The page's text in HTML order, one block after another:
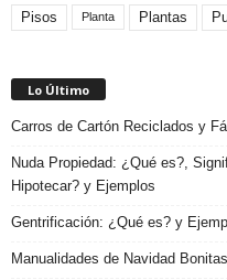
Pisos Planta Plantas
Lo Último
Carros de Cartón Reciclados y
Nuda Propiedad: ¿Qué es?,
Hipotecar? y Ejemplos
Gentrificación: ¿Qué es? y
Manualidades de Navidad